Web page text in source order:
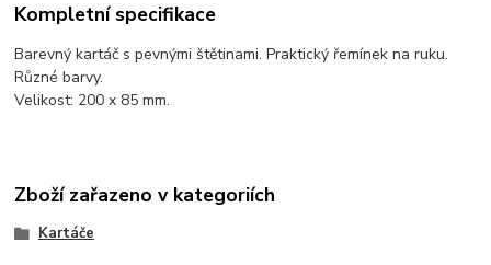
Kompletní specifikace
Barevný kartáč s pevnými štětinami. Praktický řemínek na ruku.
Různé barvy.
Velikost: 200 x 85 mm.
Zboží zařazeno v kategoriích
Kartáče